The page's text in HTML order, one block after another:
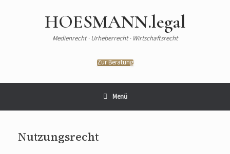
HOESMANN.legal
Medienrecht · Urheberrecht · Wirtschaftsrecht
Zur Beratung
Menü
Nutzungsrecht